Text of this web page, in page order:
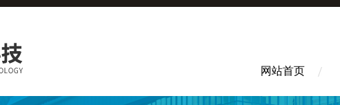
网站首页